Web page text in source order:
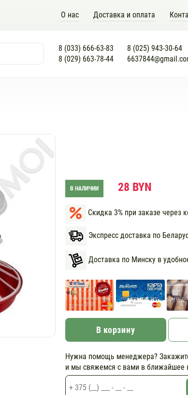
O нас Доставка и оплата
8 (033) 666-63-83
8 (025) 943-30-64
8 (029) 663-78-44
В НАЛИЧИИ 28 BYN
Скидка 3% при заказе через
Экспресс доставка по
Доставка по Минску в
В корзину
Нужна помощь менеджера?
и мы свяжемся с вами в ближайшее